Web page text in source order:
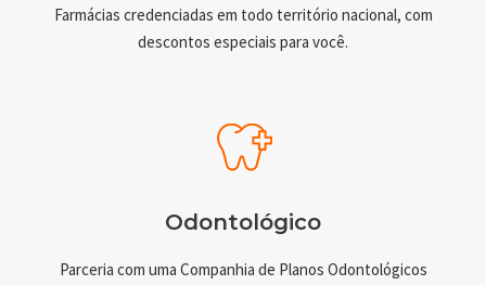
Farmácias credenciadas em todo território nacional, com
descontos especiais para você.
Odontológico
Parceria com uma Companhia de Planos Odontológicos